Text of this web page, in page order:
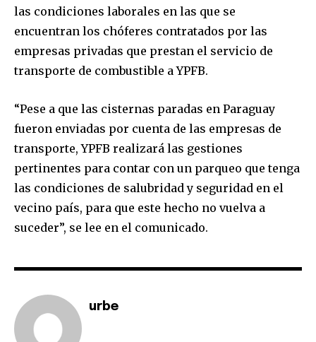
SUBSCRIBERS and be part of the
conversation.
To subscribe, simply enter your email address on our website
or click the subscribe button below. Don't worry, we respect
las condiciones laborales en las que se
encuentran los chóferes contratados por las
empresas privadas que prestan el servicio de
transporte de combustible a YPFB.
“Pese a que las cisternas paradas en Paraguay
fueron enviadas por cuenta de las empresas de
transporte, YPFB realizará las gestiones
pertinentes para contar con un parqueo que tenga
las condiciones de salubridad y seguridad en el
vecino país, para que este hecho no vuelva a
suceder”, se lee en el comunicado.
urbe